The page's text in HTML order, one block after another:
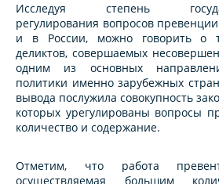
Исследуя степень
регулирования вопросов
и в России, можно говорить о
деликтов, совершаемых
одним из основных
политики именно зарубежных
вывода послужила совокупность
которых урегулированы вопросы
количество и содержание.
Отметим, что работа
осуществляемая большим